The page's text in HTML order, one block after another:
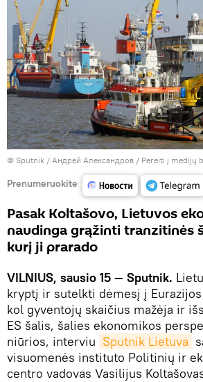
© Sputnik / Андрей Александров / Pereiti į medijų
Prenumeruokite
Pasak Koltašovo, Lietuvos
naudinga grąžinti tranzitinės
kurį ji prarado
VILNIUS, sausio 15 — Sputnik.
kryptį ir sutelkti dėmesį į
kol gyventojų skaičius mažėja ir
ES šalis, šalies ekonomikos
niūrios, interviu Sputnik Lietuva
visuomenės instituto Politinių ir
centro vadovas Vasilijus